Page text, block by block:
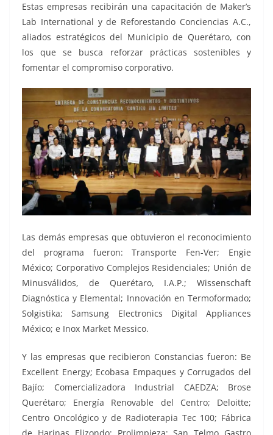
Estas empresas recibirán una capacitación de Maker’s
Lab International y de Reforestando Conciencias A.C.,
aliados estratégicos del Municipio de Querétaro, con
los que se busca reforzar prácticas sostenibles y
fomentar el compromiso corporativo.
Las demás empresas que obtuvieron el reconocimiento
del programa fueron: Transporte Fen-Ver; Engie
México; Corporativo Complejos Residenciales; Unión de
Minusválidos, de Querétaro, I.A.P.; Wissenschaft
Diagnóstica y Elemental; Innovación en Termoformado;
Solgistika; Samsung Electronics Digital Appliances
México; e Inox Market Messico.
Y las empresas que recibieron Constancias fueron: Be
Excellent Energy; Ecobasa Empaques y Corrugados del
Bajío; Comercializadora Industrial CAEDZA; Brose
Querétaro; Energía Renovable del Centro; Deloitte;
Centro Oncológico y de Radioterapia Tec 100; Fábrica